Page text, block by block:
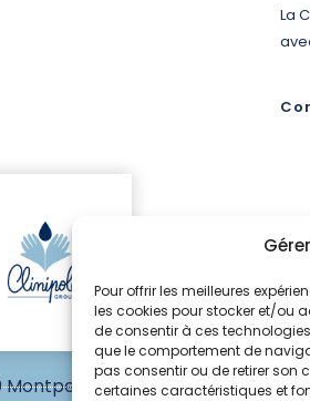
Pour offrir les meilleures
les cookies pour stocker et/ou
de consentir à ces
que le comportement de
pas consentir ou de retirer son
certaines caractéristiques et
La
Montpellier